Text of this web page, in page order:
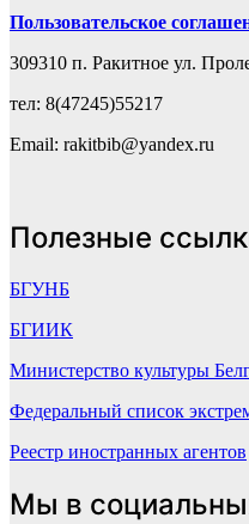
Пользовательское
309310 п. Ракитное ул.
тел: 8(47245)55217
Email: rakitbib@yandex.ru
Полезные
БГУНБ
БГИИК
Министерство культуры
Федеральный список
Реестр иностранных агентов
Мы в